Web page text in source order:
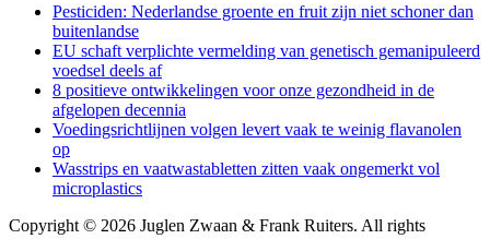
Pesticiden: Nederlandse groente en fruit zijn niet schoner dan
buitenlandse
EU schaft verplichte vermelding van genetisch gemanipuleerd
voedsel deels af
8 positieve ontwikkelingen voor onze gezondheid in de
afgelopen decennia
Voedingsrichtlijnen volgen levert vaak te weinig flavanolen
op
Wasstrips en vaatwastabletten zitten vaak ongemerkt vol
microplastics
Copyright © 2026 Juglen Zwaan & Frank Ruiters. All rights